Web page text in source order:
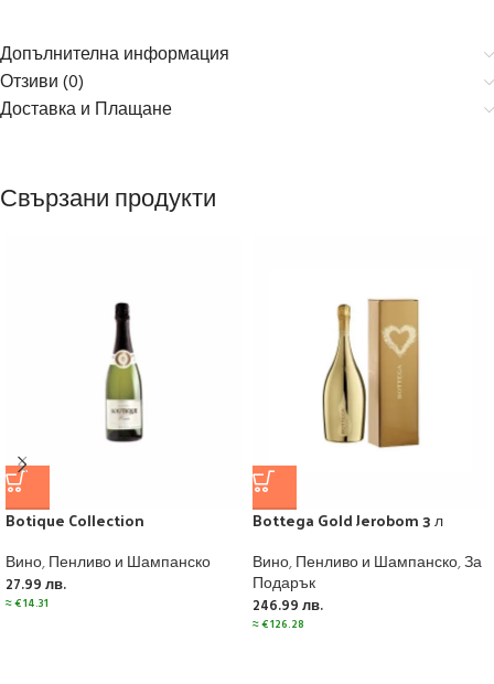
Допълнителна информация
Отзиви (0)
Доставка и Плащане
Свързани продукти
Botique Collection
Вино,Пенливо и Шампанско
27.99 лв.
≈€14.31
Bottega Gold Jerobom 3 л
Вино,Пенливо и Шампанско,За
Подарък
246.99 лв.
≈€126.28